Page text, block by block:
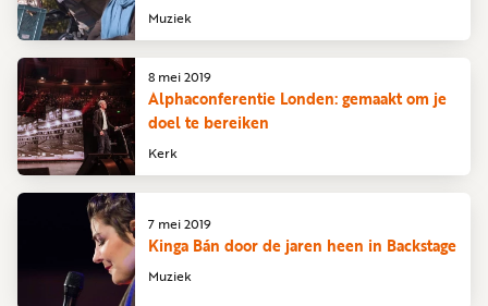
Muziek
Kerk
Alphaconferentie Londen: gemaakt om je
doel te bereiken
8 mei 2019
Muziek
Kinga Bán door de jaren heen in Backstage
7 mei 2019